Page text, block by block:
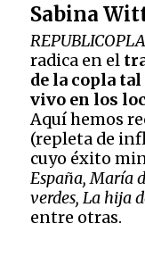
ba
se
a
va
lo
ra
ci
ón
de
un
cli
en
te
Sabina
radica en el
de la copla
vivo en los
Aquí hemos
(repleta de
cuyo éxito
España, María
verdes, La hija
entre otras.